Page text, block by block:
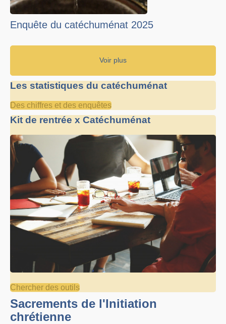
Enquête du catéchuménat 2025
Voir plus
Les statistiques du catéchuménat
Des chiffres et des enquêtes
Kit de rentrée x Catéchuménat
Chercher des outils
Sacrements de l'Initiation
chrétienne